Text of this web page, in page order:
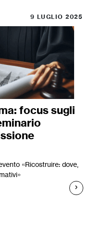
9 LUGLIO 2025
focus sugli
«Ricostruire: dove,